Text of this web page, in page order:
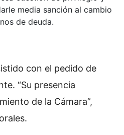
media sanción al cambio
de deuda.
con el pedido de
“Su presencia
de la Cámara”,